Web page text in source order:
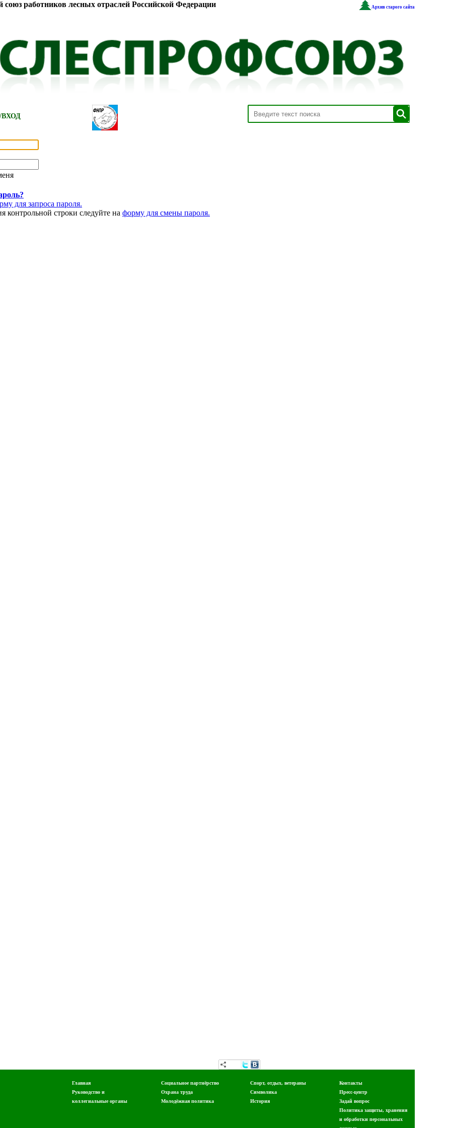
Архив старого сайта
работников лесных отраслей Российской Федерации
/ВХОД
для запроса пароля.
контрольной строки следуйте на форму для смены пароля.
Главная
Руководство и
коллегиальные органы
Социальное партнёрство
Охрана труда
Молодёжная политика
Спорт, отдых, ветераны
Символика
История
Контакты
Пресс-центр
Задай вопрос
Политика защиты, хранения
и обработки персональных